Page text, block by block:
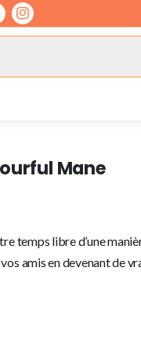
Mane
temps libre d’une
amis en devenant de